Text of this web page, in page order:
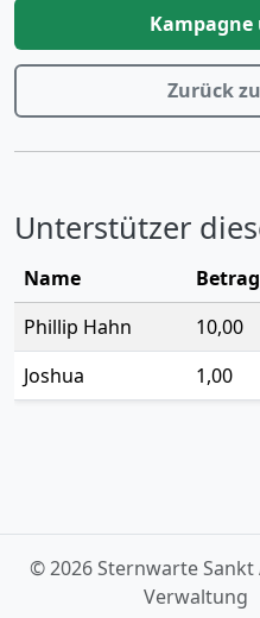
Zurück
Unterstützer
Name
Phillip Hahn
10,00
Joshua 1,00
© 2026 Sternwarte Sankt
Verwaltung